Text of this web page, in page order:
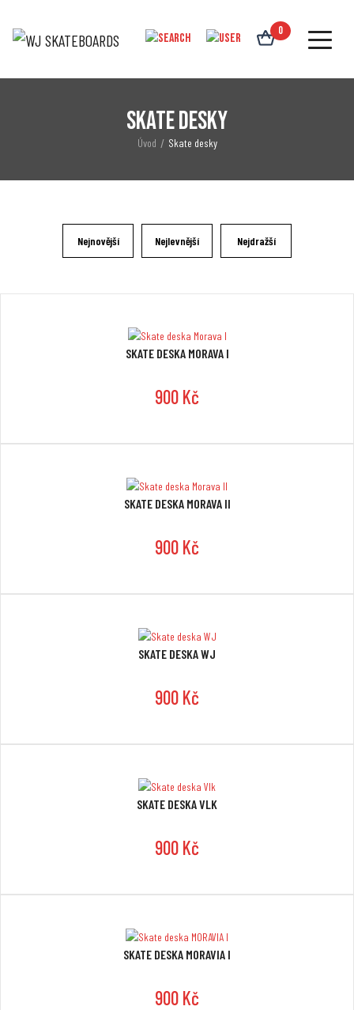
0
Skate desky
Úvod / Skate desky
Nejnovější Nejlevnější Nejdražší
SKATE DESKA MORAVA I
900 Kč
SKATE DESKA MORAVA II
900 Kč
SKATE DESKA WJ
900 Kč
SKATE DESKA VLK
900 Kč
SKATE DESKA MORAVIA I
900 Kč